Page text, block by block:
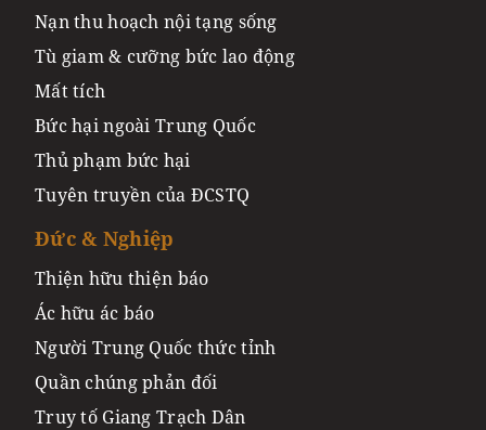
Nạn thu hoạch nội tạng sống
Tù giam & cưỡng bức lao động
Mất tích
Bức hại ngoài Trung Quốc
Thủ phạm bức hại
Tuyên truyền của ĐCSTQ
Đức & Nghiệp
Thiện hữu thiện báo
Ác hữu ác báo
Người Trung Quốc thức tỉnh
Quần chúng phản đối
Truy tố Giang Trạch Dân